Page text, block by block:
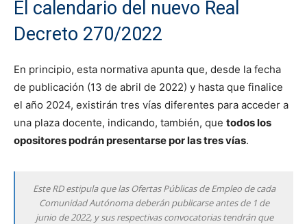
El calendario del nuevo Real
Decreto 270/2022
En principio, esta normativa apunta que, desde la fecha
de publicación (13 de abril de 2022) y hasta que finalice
el año 2024, existirán tres vías diferentes para acceder a
una plaza docente, indicando, también, que todos los
opositores podrán presentarse por las tres vías.
Este RD estipula que las Ofertas Públicas de Empleo de cada
Comunidad Autónoma deberán publicarse antes de 1 de
junio de 2022, y sus respectivas convocatorias tendrán que